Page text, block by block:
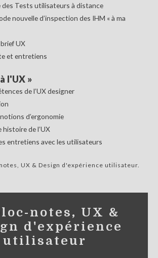
des Tests utilisateurs à distance
nouvelle d’inspection des IHM « à ma
UX
et entretiens
l'UX»
de l’UX designer
d’ergonomie
de l’UX
entretiens avec les utilisateurs
UX & Design d'expérience utilisateur
notes, UX &
d'expérience
utilisateur